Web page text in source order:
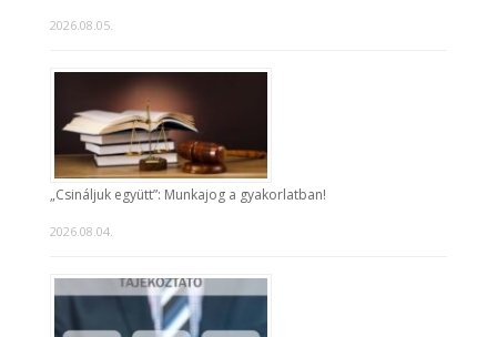
2026.08.05.
„Csináljuk együtt”: Munkajog a gyakorlatban!
2026.08.04.